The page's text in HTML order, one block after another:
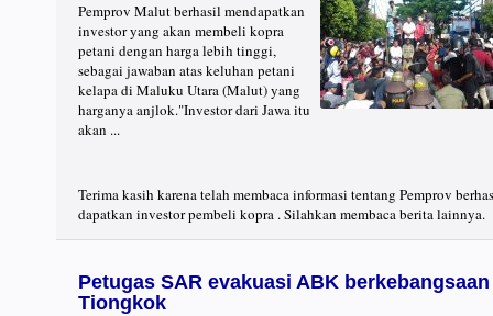
Pemprov Malut berhasil mendapatkan
investor yang akan membeli kopra
petani dengan harga lebih tinggi,
sebagai jawaban atas keluhan petani
kelapa di Maluku Utara (Malut) yang
harganya anjlok."Investor dari Jawa itu
akan ...
Terima kasih karena telah membaca informasi tentang Pemprov
dapatkan investor pembeli kopra . Silahkan membaca berita lainnya.
Petugas SAR evakuasi ABK berkebangsaan
Tiongkok